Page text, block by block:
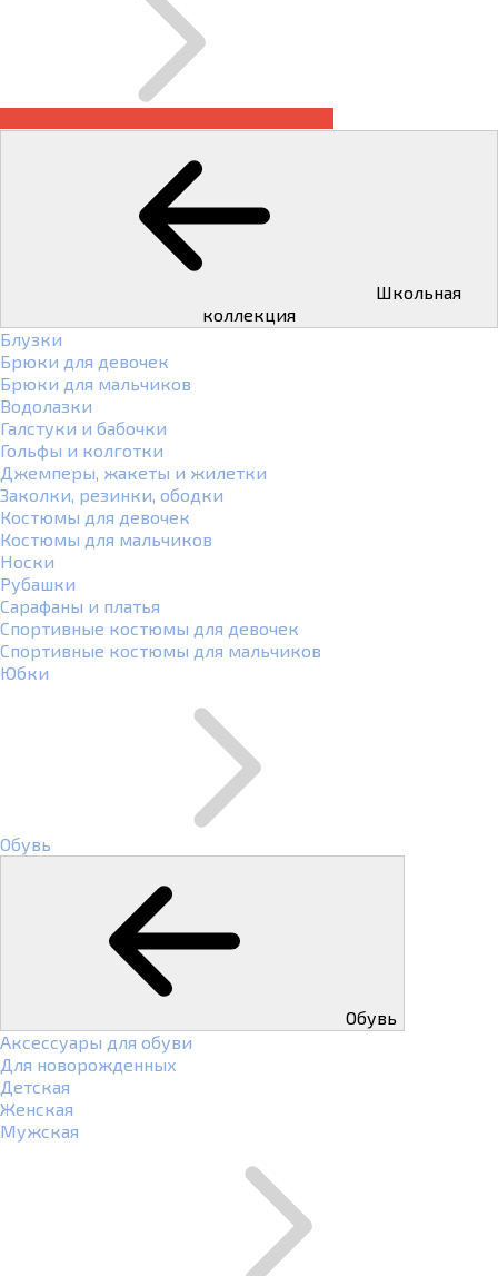
коллекция
Блузки
Брюки для девочек
Брюки для мальчиков
Водолазки
Галстуки и бабочки
Гольфы и колготки
Джемперы, жакеты и жилетки
Заколки, резинки, ободки
Костюмы для девочек
Костюмы для мальчиков
Носки
Рубашки
Сарафаны и платья
Спортивные костюмы для девочек
Спортивные костюмы для мальчиков
Юбки
Обувь
Обувь
Аксессуары для обуви
Для новорожденных
Детская
Женская
Мужская